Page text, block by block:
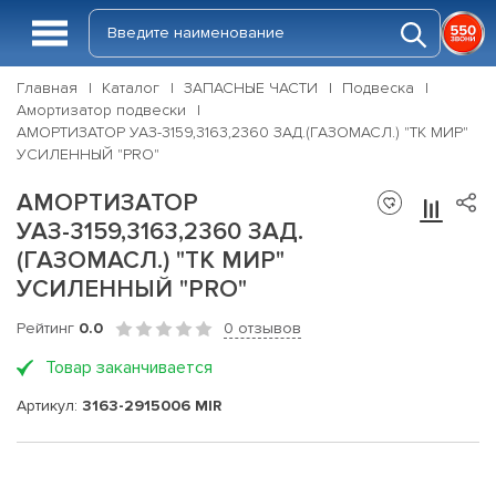
Главная Каталог ЗАПАСНЫЕ ЧАСТИ
Подвеска
Амортизатор подвески
АМОРТИЗАТОР УАЗ-3159,3163,2360 ЗАД.(ГАЗОМАСЛ.) "ТК МИР"
УСИЛЕННЫЙ "PRO"
АМОРТИЗАТОР
УАЗ-3159,3163,2360 ЗАД.
(ГАЗОМАСЛ.) "ТК МИР"
УСИЛЕННЫЙ "PRO"
Рейтинг 0.0 0 отзывов
Товар заканчивается
Артикул: 3163-2915006 MIR